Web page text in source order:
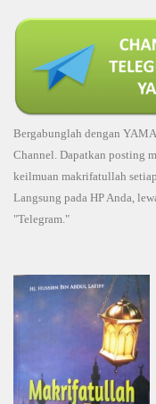
Bergabunglah dengan
Channel. Dapatkan posting
keilmuan makrifatullah
Langsung pada HP Anda,
"Telegram."